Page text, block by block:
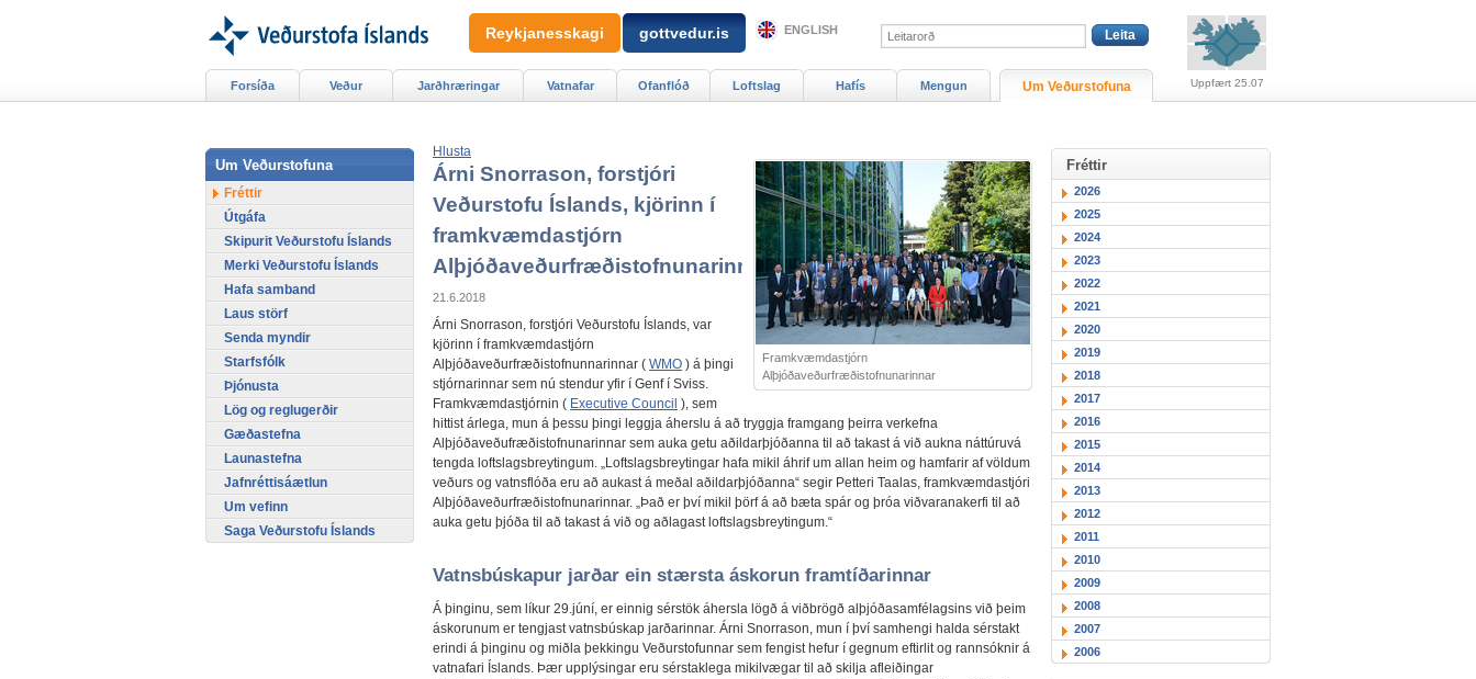
Hlusta
Framkvæmdastjórn
Alþjóðaveðurfræðistofnunarinnar
Árni Snorrason, forstjóri
Veðurstofu Íslands, kjörinn í
framkvæmdastjórn
Alþjóðaveðurfræðistofnunarinnar
21.6.2018
Árni Snorrason, forstjóri Veðurstofu Íslands, var
kjörinn í framkvæmdastjórn
Alþjóðaveðurfræðistofnunnarinnar ( WMO ) á þingi
stjórnarinnar sem nú stendur yfir í Genf í Sviss.
Framkvæmdastjórnin ( Executive Council ), sem
hittist árlega, mun á þessu þingi leggja áherslu á að tryggja framgang þeirra verkefna
Alþjóðaveðufræðistofnunarinnar sem auka getu aðildarþjóðanna til að takast á við aukna náttúruvá
tengda loftslagsbreytingum. „Loftslagsbreytingar hafa mikil áhrif um allan heim og hamfarir af völdum
veðurs og vatnsflóða eru að aukast á meðal aðildarþjóðanna“ segir Petteri Taalas, framkvæmdastjóri
Alþjóðaveðurfræðistofnunarinnar. „Það er því mikil þörf á að bæta spár og þróa viðvaranakerfi til að
auka getu þjóða til að takast á við og aðlagast loftslagsbreytingum.“
Vatnsbúskapur jarðar ein stærsta áskorun framtíðarinnar
Á þinginu, sem líkur 29.júní, er einnig sérstök áhersla lögð á viðbrögð alþjóðasamfélagsins við þeim
áskorunum er tengjast vatnsbúskap jarðarinnar. Árni Snorrason, mun í því samhengi halda sérstakt
erindi á þinginu og miðla þekkingu Veðurstofunnar sem fengist hefur í gegnum eftirlit og rannsóknir á
vatnafari Íslands. Þær upplýsingar eru sérstaklega mikilvægar til að skilja afleiðingar
Fréttir
2026
2025
2024
2023
2022
2021
2020
2019
2018
2017
2016
2015
2014
2013
2012
2011
2010
2009
2008
2007
2006
Forsíða Veður Jarðhræringar Vatnafar Ofanflóð Loftslag Hafís Mengun Um Veðurstofuna
Um Veðurstofuna
Fréttir
Útgáfa
Skipurit Veðurstofu Íslands
Merki Veðurstofu Íslands
Hafa samband
Laus störf
Senda myndir
Starfsfólk
Þjónusta
Lög og reglugerðir
Gæðastefna
Launastefna
Jafnréttisáætlun
Um vefinn
Saga Veðurstofu Íslands
Uppfært 25.07
Reykjanesskagi gottvedur.is ENGLISH